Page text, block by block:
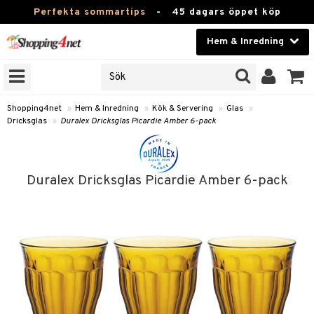
Perfekta sommartips - 45 dagars öppet köp
Hem & Inredning
Skönhet
Kontaktlinser
Fitness
Leksaker, Barn & Baby
Varumärken
Kampanjer
Shopping4net » Hem & Inredning » Kök & Servering » Glas »
Dricksglas » Duralex Dricksglas Picardie Amber 6-pack
Duralex Dricksglas Picardie Amber 6-pack
& Ljusstakar
& krokar